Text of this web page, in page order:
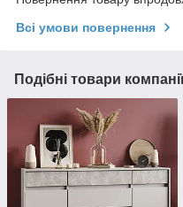
Всі умови повернення
Подібні товари